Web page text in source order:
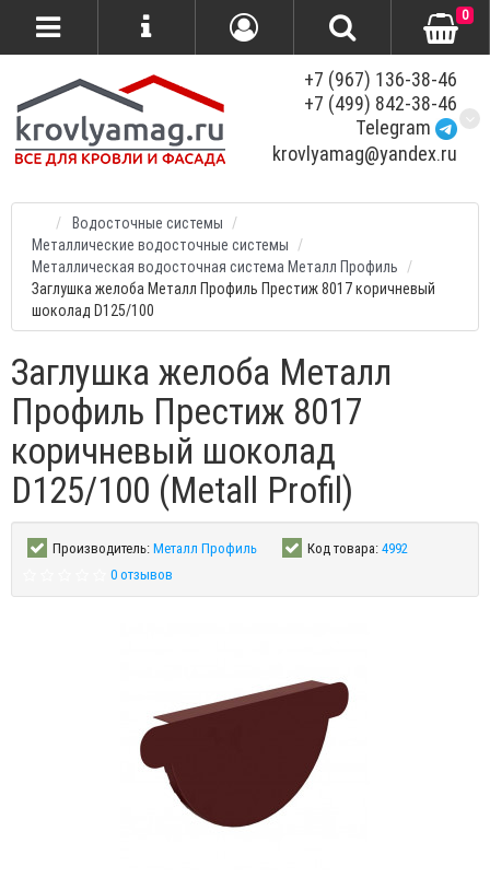
+7 (967) 136-38-46
+7 (499) 842-38-46
Telegram
krovlyamag@yandex.ru
0
Водосточные системы
Металлические водосточные системы
Металлическая водосточная система Металл Профиль
Заглушка желоба Металл Профиль Престиж 8017 коричневый
шоколад D125/100
Заглушка желоба Металл
Профиль Престиж 8017
коричневый шоколад
D125/100 (Metall Profil)
Производитель:Металл Профиль Код товара:4992
0 отзывов